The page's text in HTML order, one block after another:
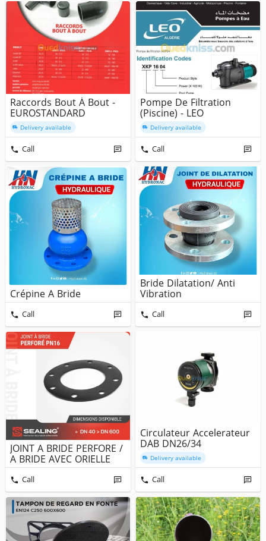
Raccords Bout À Bout -
EUROSTANDARD
Delivery available
Call
Pompe De Filtration
(Piscine) - LEO
Delivery available
Call
Crépine A Bride
Call
Bride Dilatation/ Anti
Vibration
Call
JOINT A BRIDE PERFORE /
A BRIDE AVEC ORIELLE
Call
Circulateur Accelerateur
DAB DN26/34
Delivery available
Call